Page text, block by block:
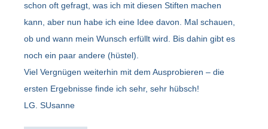
schon oft gefragt, was ich mit diesen Stiften machen
kann, aber nun habe ich eine Idee davon. Mal schauen,
ob und wann mein Wunsch erfüllt wird. Bis dahin gibt es
noch ein paar andere (hüstel).
Viel Vergnügen weiterhin mit dem Ausprobieren – die
ersten Ergebnisse finde ich sehr, sehr hübsch!
LG. SUsanne